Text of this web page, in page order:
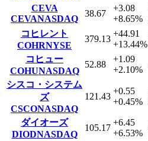
CEVA
CEVANASDAQ
38.67
+3.08
+8.65%
コヒレント
COHRNYSE
379.13
+44.91
+13.44%
コヒュー
COHUNASDAQ
52.88
+1.09
+2.10%
シスコ・システム
ズ
CSCONASDAQ
121.43
+0.55
+0.45%
ダイオーズ
DIODNASDAQ
105.17
+6.45
+6.53%